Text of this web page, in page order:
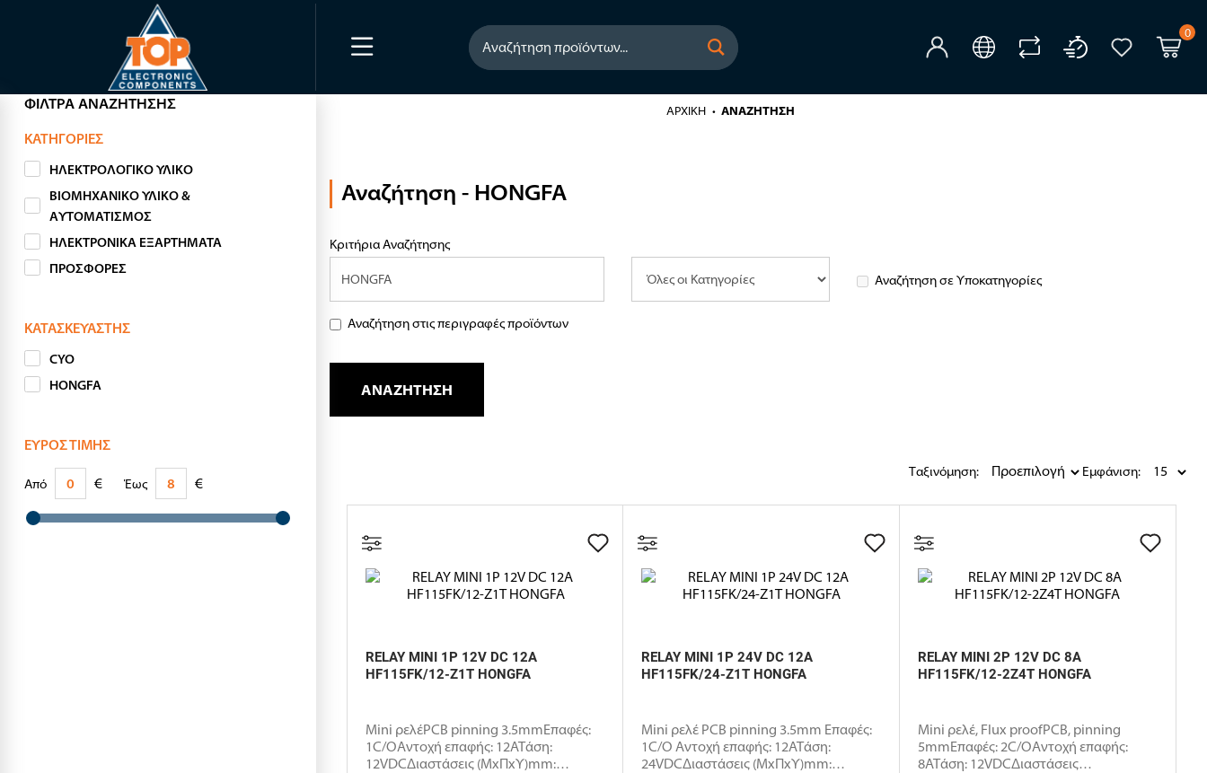
Αναζήτηση προϊόντων...
0
ΑΡΧΙΚΉ ΑΝΑΖΉΤΗΣΗ
Αναζήτηση - HONGFA
Κριτήρια Αναζήτησης
Αναζήτηση σε Υποκατηγορίες
Αναζήτηση στις περιγραφές προϊόντων
ΦΊΛΤΡΑ ΑΝΑΖΉΤΗΣΗΣ
ΚΑΤΗΓΟΡΊΕΣ
ΗΛΕΚΤΡΟΛΟΓΙΚΟ ΥΛΙΚΟ
ΒΙΟΜΗΧΑΝΙΚΟ ΥΛΙΚΟ &
ΑΥΤΟΜΑΤΙΣΜΟΣ
ΗΛΕΚΤΡΟΝΙΚΑ ΕΞΑΡΤΗΜΑΤΑ
ΠΡΟΣΦΟΡΕΣ
ΚΑΤΑΣΚΕΥΑΣΤΉΣ
CYO
HONGFA
ΕΎΡΟΣ ΤΙΜΉΣ
Από € Έως €
Ταξινόμηση: Εμφάνιση:
RELAY MINI 1P 12V DC 12A
HF115FK/12-Z1T HONGFA
Mini ρελέPCB pinning 3.5mmΕπαφές:
1C/OΑντοχή επαφής: 12ΑΤάση:
12VDCΔιαστάσεις (ΜxΠxΥ)mm:
RELAY MINI 1P 24V DC 12A
HF115FK/24-Z1T HONGFA
Mini ρελέ PCB pinning 3.5mm Επαφές:
1C/O Αντοχή επαφής: 12ΑΤάση:
24VDCΔιαστάσεις (ΜxΠxΥ)mm:
RELAY MINI 2P 12V DC 8A
HF115FK/12-2Z4T HONGFA
Mini ρελέ, Flux proofPCB, pinning
5mmΕπαφές: 2C/OΑντοχή επαφής:
8ΑΤάση: 12VDCΔιαστάσεις